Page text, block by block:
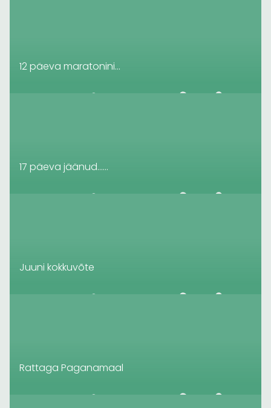
12 päeva maratonini…
17 päeva jäänud……
Juuni kokkuvõte
Rattaga Paganamaal